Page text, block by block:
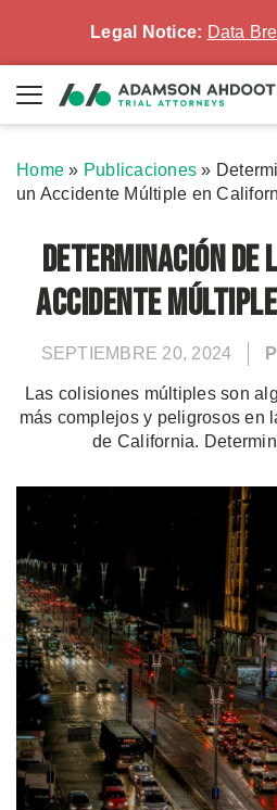
Legal Notice: Data
Home » Publicaciones »
un Accidente Múltiple en
Determinación de
Accidente
SEPTIEMBRE 20, 2024
Las colisiones múltiples son
más complejos y peligrosos en
de California.